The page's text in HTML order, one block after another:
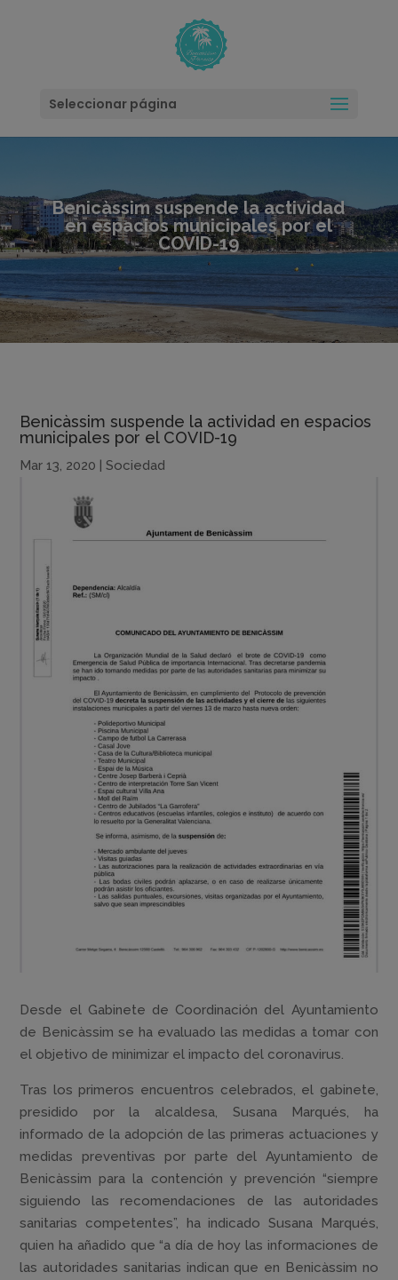
Seleccionar página
Benicàssim suspende la actividad
en espacios municipales por el
COVID-19
Benicàssim suspende la actividad en espacios
municipales por el COVID-19
Mar 13, 2020 |Sociedad
Desde el Gabinete de Coordinación del Ayuntamiento
de Benicàssim se ha evaluado las medidas a tomar con
el objetivo de minimizar el impacto del coronavirus.
Tras los primeros encuentros celebrados, el gabinete,
presidido por la alcaldesa, Susana Marqués, ha
informado de la adopción de las primeras actuaciones y
medidas preventivas por parte del Ayuntamiento de
Benicàssim para la contención y prevención “siempre
siguiendo las recomendaciones de las autoridades
sanitarias competentes”, ha indicado Susana Marqués,
quien ha añadido que “a día de hoy las informaciones de
las autoridades sanitarias indican que en Benicàssim no